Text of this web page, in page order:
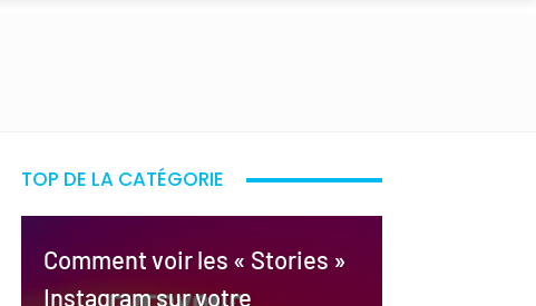
TOP DE LA CATÉGORIE
Comment voir les « Stories »
Instagram sur votre